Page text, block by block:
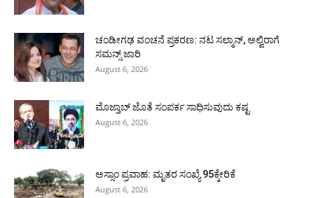
ಚಂಡೀಗಢ ವಂಚನೆ ಪ್ರಕರಣ: ನಟ ಸಲ್ಮಾನ್, ಅಲ್ವಿರಾಗೆ
ಸಮನ್ಸ್ ಜಾರಿ
August 6, 2026
ಮೊಜ್ತಾಬ್ ಜೊತೆ ಸಂಪರ್ಕ ಸಾಧಿಸುವುದು ಕಷ್ಟ
August 6, 2026
ಅಸ್ಸಾಂ ಪ್ರವಾಹ: ಮೃತರ ಸಂಖ್ಯೆ 95ಕ್ಕೇರಿಕೆ
August 6, 2026